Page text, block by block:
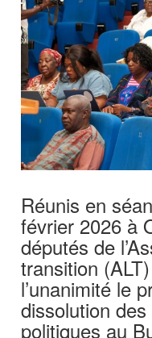
Réunis en
février 2026 à
députés de
transition
l’unanimité le
dissolution
politiques au